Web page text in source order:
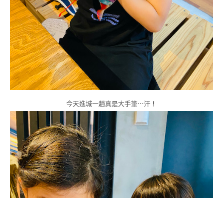
今天進城一趟真是大手筆⋯汗！